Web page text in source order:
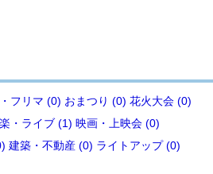
フリマ (0) おまつり (0) 花火大会 (0)
・ライブ (1) 映画・上映会 (0)
建築・不動産 (0) ライトアップ (0)